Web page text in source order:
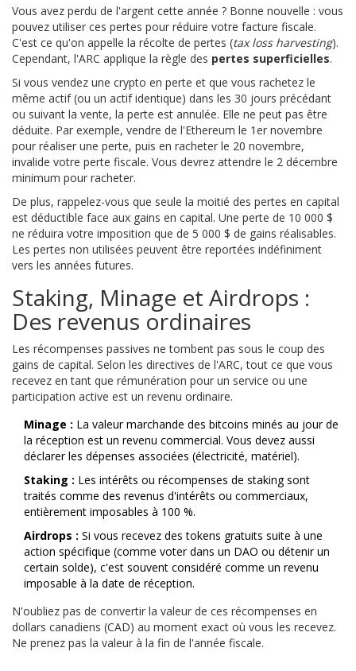
Vous avez perdu de l'argent cette année ? Bonne nouvelle : vous
pouvez utiliser ces pertes pour réduire votre facture fiscale.
C'est ce qu'on appelle la récolte de pertes (tax loss harvesting).
Cependant, l'ARC applique la règle des pertes superficielles.
Si vous vendez une crypto en perte et que vous rachetez le
même actif (ou un actif identique) dans les 30 jours précédant
ou suivant la vente, la perte est annulée. Elle ne peut pas être
déduite. Par exemple, vendre de l'Ethereum le 1er novembre
pour réaliser une perte, puis en racheter le 20 novembre,
invalide votre perte fiscale. Vous devrez attendre le 2 décembre
minimum pour racheter.
De plus, rappelez-vous que seule la moitié des pertes en capital
est déductible face aux gains en capital. Une perte de 10 000 $
ne réduira votre imposition que de 5 000 $ de gains réalisables.
Les pertes non utilisées peuvent être reportées indéfiniment
vers les années futures.
Staking, Minage et Airdrops :
Des revenus ordinaires
Les récompenses passives ne tombent pas sous le coup des
gains de capital. Selon les directives de l'ARC, tout ce que vous
recevez en tant que rémunération pour un service ou une
participation active est un revenu ordinaire.
Minage : La valeur marchande des bitcoins minés au jour de
la réception est un revenu commercial. Vous devez aussi
déclarer les dépenses associées (électricité, matériel).
Staking : Les intérêts ou récompenses de staking sont
traités comme des revenus d'intérêts ou commerciaux,
entièrement imposables à 100 %.
Airdrops : Si vous recevez des tokens gratuits suite à une
action spécifique (comme voter dans un DAO ou détenir un
certain solde), c'est souvent considéré comme un revenu
imposable à la date de réception.
N'oubliez pas de convertir la valeur de ces récompenses en
dollars canadiens (CAD) au moment exact où vous les recevez.
Ne prenez pas la valeur à la fin de l'année fiscale.